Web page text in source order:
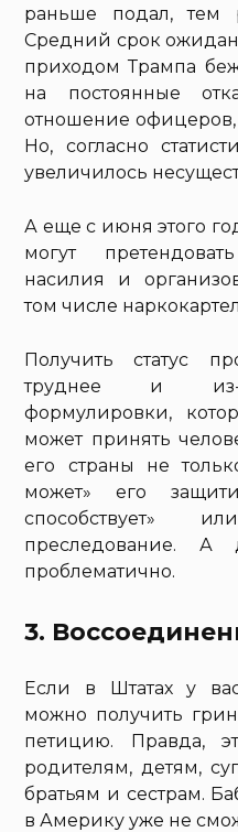
раньше подал, тем
Средний срок
приходом Трампа
на постоянные
отношение
Но, согласно
увеличилось
А еще с июня этого
могут
насилия и
том числе
Получить статус
труднее и из-
формулировки,
может принять
его страны не
может» его
способствует»
преследование. А
проблематично.
3.
Если в Штатах у
можно получить
петицию. Правда,
родителям, детям,
братьям и сестрам.
в Америку уже не